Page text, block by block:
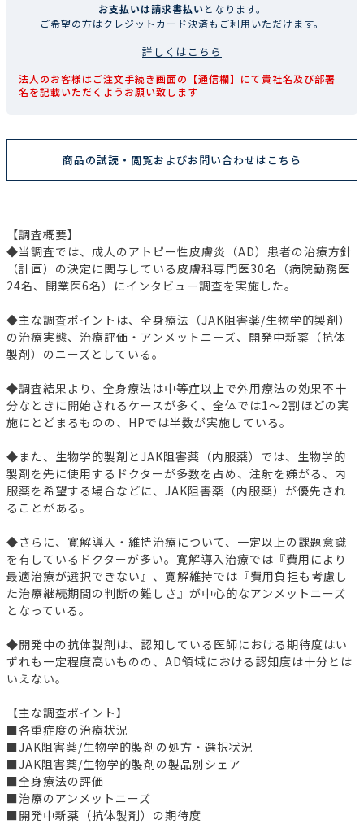
お支払いは請求書払いとなります。
ご希望の方はクレジットカード決済もご利用いただけます。
詳しくはこちら
法人のお客様はご注文手続き画面の【通信欄】にて貴社名及び部署
名を記載いただくようお願い致します
商品の試読・閲覧およびお問い合わせはこちら
【調査概要】
◆当調査では、成人のアトピー性皮膚炎（AD）患者の治療方針
（計画）の決定に関与している皮膚科専門医30名（病院勤務医
24名、開業医6名）にインタビュー調査を実施した。
◆主な調査ポイントは、全身療法（JAK阻害薬/生物学的製剤）
の治療実態、治療評価・アンメットニーズ、開発中新薬（抗体
製剤）のニーズとしている。
◆調査結果より、全身療法は中等症以上で外用療法の効果不十
分なときに開始されるケースが多く、全体では1～2割ほどの実
施にとどまるものの、HPでは半数が実施している。
◆また、生物学的製剤とJAK阻害薬（内服薬）では、生物学的
製剤を先に使用するドクターが多数を占め、注射を嫌がる、内
服薬を希望する場合などに、JAK阻害薬（内服薬）が優先され
ることがある。
◆さらに、寛解導入・維持治療について、一定以上の課題意識
を有しているドクターが多い。寛解導入治療では『費用により
最適治療が選択できない』、寛解維持では『費用負担も考慮し
た治療継続期間の判断の難しさ』が中心的なアンメットニーズ
となっている。
◆開発中の抗体製剤は、認知している医師における期待度はい
ずれも一定程度高いものの、AD領域における認知度は十分とは
いえない。
【主な調査ポイント】
■各重症度の治療状況
■JAK阻害薬/生物学的製剤の処方・選択状況
■JAK阻害薬/生物学的製剤の製品別シェア
■全身療法の評価
■治療のアンメットニーズ
■開発中新薬（抗体製剤）の期待度